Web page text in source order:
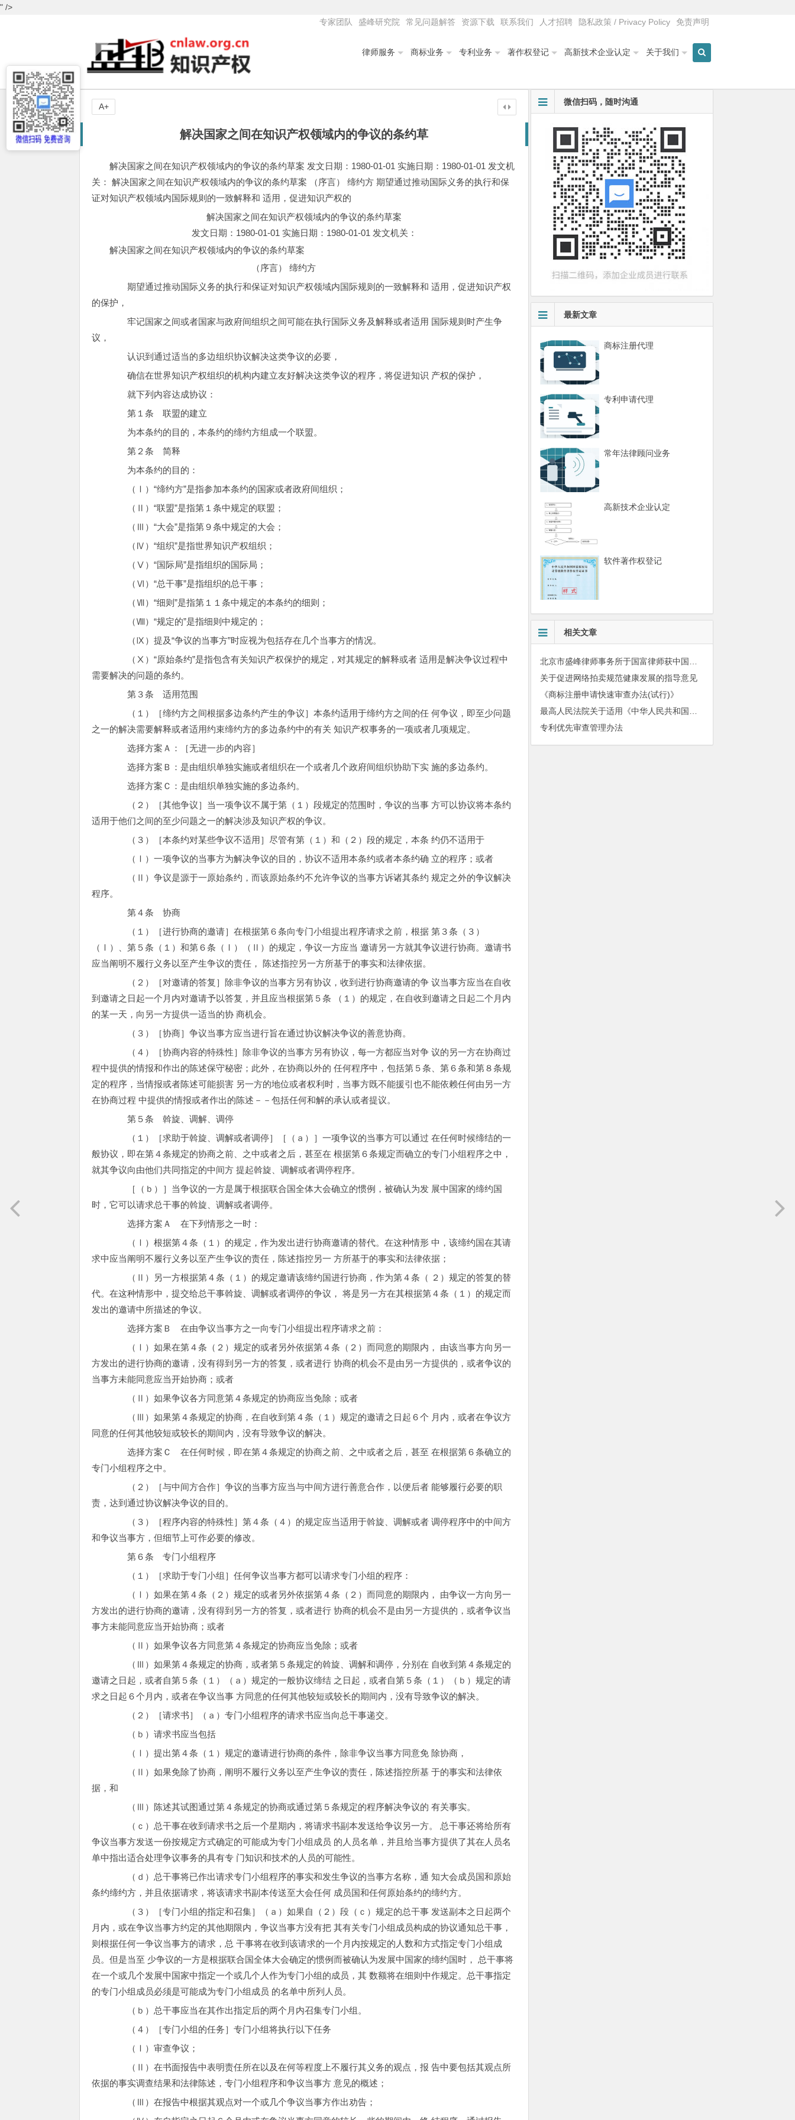
" />
专家团队
盛峰研究院 常见问题解答 资源下载 联系我们 人才招聘 隐私政策 / Privacy Policy 免责声明
律师服务 商标业务 专利业务 著作权登记 高新技术企业认定 关于我们
解决国家之间在知识产权领域内的争议的条约草
解决国家之间在知识产权领域内的争议的条约草案 发文日期：1980-01-01 实施日期：1980-01-01 发文机
关： 解决国家之间在知识产权领域内的争议的条约草案 （序言） 缔约方 期望通过推动国际义务的执行和保
证对知识产权领域内国际规则的一致解释和 适用，促进知识产权的
解决国家之间在知识产权领域内的争议的条约草案
发文日期：1980-01-01 实施日期：1980-01-01 发文机关：
解决国家之间在知识产权领域内的争议的条约草案
（序言） 缔约方
期望通过推动国际义务的执行和保证对知识产权领域内国际规则的一致解释和 适用，促进知识产权
的保护，
牢记国家之间或者国家与政府间组织之间可能在执行国际义务及解释或者适用 国际规则时产生争
议，
认识到通过适当的多边组织协议解决这类争议的必要，
确信在世界知识产权组织的机构内建立友好解决这类争议的程序，将促进知识 产权的保护，
就下列内容达成协议：
第１条 联盟的建立
为本条约的目的，本条约的缔约方组成一个联盟。
第２条 简释
为本条约的目的：
（Ⅰ）“缔约方”是指参加本条约的国家或者政府间组织；
（Ⅱ）“联盟”是指第１条中规定的联盟；
（Ⅲ）“大会”是指第９条中规定的大会；
（Ⅳ）“组织”是指世界知识产权组织；
（Ⅴ）“国际局”是指组织的国际局；
（Ⅵ）“总干事”是指组织的总干事；
（Ⅶ）“细则”是指第１１条中规定的本条约的细则；
（Ⅷ）“规定的”是指细则中规定的；
（Ⅸ）提及“争议的当事方”时应视为包括存在几个当事方的情况。
（Ⅹ）“原始条约”是指包含有关知识产权保护的规定，对其规定的解释或者 适用是解决争议过程中
需要解决的问题的条约。
第３条 适用范围
（１）［缔约方之间根据多边条约产生的争议］本条约适用于缔约方之间的任 何争议，即至少问题
之一的解决需要解释或者适用约束缔约方的多边条约中的有关 知识产权事务的一项或者几项规定。
选择方案Ａ：［无进一步的内容］
选择方案Ｂ：是由组织单独实施或者组织在一个或者几个政府间组织协助下实 施的多边条约。
选择方案Ｃ：是由组织单独实施的多边条约。
（２）［其他争议］当一项争议不属于第（１）段规定的范围时，争议的当事 方可以协议将本条约
适用于他们之间的至少问题之一的解决涉及知识产权的争议。
（３）［本条约对某些争议不适用］尽管有第（１）和（２）段的规定，本条 约仍不适用于
（Ⅰ）一项争议的当事方为解决争议的目的，协议不适用本条约或者本条约确 立的程序；或者
（Ⅱ）争议是源于一原始条约，而该原始条约不允许争议的当事方诉诸其条约 规定之外的争议解决
程序。
第４条 协商
（１）［进行协商的邀请］在根据第６条向专门小组提出程序请求之前，根据 第３条（３）
（Ⅰ）、第５条（１）和第６条（Ⅰ）（Ⅱ）的规定，争议一方应当 邀请另一方就其争议进行协商。邀请书
应当阐明不履行义务以至产生争议的责任， 陈述指控另一方所基于的事实和法律依据。
（２）［对邀请的答复］除非争议的当事方另有协议，收到进行协商邀请的争 议当事方应当在自收
到邀请之日起一个月内对邀请予以答复，并且应当根据第５条 （１）的规定，在自收到邀请之日起二个月内
的某一天，向另一方提供一适当的协 商机会。
（３）［协商］争议当事方应当进行旨在通过协议解决争议的善意协商。
（４）［协商内容的特殊性］除非争议的当事方另有协议，每一方都应当对争 议的另一方在协商过
程中提供的情报和作出的陈述保守秘密；此外，在协商以外的 任何程序中，包括第５条、第６条和第８条规
定的程序，当情报或者陈述可能损害 另一方的地位或者权利时，当事方既不能援引也不能依赖任何由另一方
在协商过程 中提供的情报或者作出的陈述－－包括任何和解的承认或者提议。
第５条 斡旋、调解、调停
（１）［求助于斡旋、调解或者调停］［（ａ）］一项争议的当事方可以通过 在任何时候缔结的一
般协议，即在第４条规定的协商之前、之中或者之后，甚至在 根据第６条规定而确立的专门小组程序之中，
就其争议向由他们共同指定的中间方 提起斡旋、调解或者调停程序。
［（ｂ）］当争议的一方是属于根据联合国全体大会确立的惯例，被确认为发 展中国家的缔约国
时，它可以请求总干事的斡旋、调解或者调停。
选择方案Ａ 在下列情形之一时：
（Ⅰ）根据第４条（１）的规定，作为发出进行协商邀请的替代。在这种情形 中，该缔约国在其请
求中应当阐明不履行义务以至产生争议的责任，陈述指控另一 方所基于的事实和法律依据；
（Ⅱ）另一方根据第４条（１）的规定邀请该缔约国进行协商，作为第４条（ ２）规定的答复的替
代。在这种情形中，提交给总干事斡旋、调解或者调停的争议， 将是另一方在其根据第４条（１）的规定而
发出的邀请中所描述的争议。
选择方案Ｂ 在由争议当事方之一向专门小组提出程序请求之前：
（Ⅰ）如果在第４条（２）规定的或者另外依据第４条（２）而同意的期限内， 由该当事方向另一
方发出的进行协商的邀请，没有得到另一方的答复，或者进行 协商的机会不是由另一方提供的，或者争议的
当事方未能同意应当开始协商；或者
（Ⅱ）如果争议各方同意第４条规定的协商应当免除；或者
（Ⅲ）如果第４条规定的协商，在自收到第４条（１）规定的邀请之日起６个 月内，或者在争议方
同意的任何其他较短或较长的期间内，没有导致争议的解决。
选择方案Ｃ 在任何时候，即在第４条规定的协商之前、之中或者之后，甚至 在根据第６条确立的
专门小组程序之中。
（２）［与中间方合作］争议的当事方应当与中间方进行善意合作，以便后者 能够履行必要的职
责，达到通过协议解决争议的目的。
（３）［程序内容的特殊性］第４条（４）的规定应当适用于斡旋、调解或者 调停程序中的中间方
和争议当事方，但细节上可作必要的修改。
第６条 专门小组程序
（１）［求助于专门小组］任何争议当事方都可以请求专门小组的程序：
（Ⅰ）如果在第４条（２）规定的或者另外依据第４条（２）而同意的期限内， 由争议一方向另一
方发出的进行协商的邀请，没有得到另一方的答复，或者进行 协商的机会不是由另一方提供的，或者争议当
事方未能同意应当开始协商；或者
（Ⅱ）如果争议各方同意第４条规定的协商应当免除；或者
（Ⅲ）如果第４条规定的协商，或者第５条规定的斡旋、调解和调停，分别在 自收到第４条规定的
邀请之日起，或者自第５条（１）（ａ）规定的一般协议缔结 之日起，或者自第５条（１）（ｂ）规定的请
求之日起６个月内，或者在争议当事 方同意的任何其他较短或较长的期间内，没有导致争议的解决。
（２）［请求书］（ａ）专门小组程序的请求书应当向总干事递交。
（ｂ）请求书应当包括
（Ⅰ）提出第４条（１）规定的邀请进行协商的条件，除非争议当事方同意免 除协商，
（Ⅱ）如果免除了协商，阐明不履行义务以至产生争议的责任，陈述指控所基 于的事实和法律依
据，和
（Ⅲ）陈述其试图通过第４条规定的协商或通过第５条规定的程序解决争议的 有关事实。
（ｃ）总干事在收到请求书之后一个星期内，将请求书副本发送给争议另一方。 总干事还将给所有
争议当事方发送一份按规定方式确定的可能成为专门小组成员 的人员名单，并且给当事方提供了其在人员名
单中指出适合处理争议事务的具有专 门知识和技术的人员的可能性。
（ｄ）总干事将已作出请求专门小组程序的事实和发生争议的当事方名称，通 知大会成员国和原始
条约缔约方，并且依据请求，将该请求书副本传送至大会任何 成员国和任何原始条约的缔约方。
（３）［专门小组的指定和召集］（ａ）如果自（２）段（ｃ）规定的总干事 发送副本之日起两个
月内，或在争议当事方约定的其他期限内，争议当事方没有把 其有关专门小组成员构成的协议通知总干事，
则根据任何一争议当事方的请求，总 干事将在收到该请求的一个月内按规定的人数和方式指定专门小组成
员。但是当至 少争议的一方是根据联合国全体大会确定的惯例而被确认为发展中国家的缔约国时， 总干事将
在一个或几个发展中国家中指定一个或几个人作为专门小组的成员，其 数额将在细则中作规定。总干事指定
的专门小组成员必须是可能成为专门小组成员 的名单中所列人员。
（ｂ）总干事应当在其作出指定后的两个月内召集专门小组。
（４）［专门小组的任务］专门小组将执行以下任务
（Ⅰ）审查争议；
（Ⅱ）在书面报告中表明责任所在以及在何等程度上不履行其义务的观点，报 告中要包括其观点所
依据的事实调查结果和法律陈述，专门小组程序和争议当事方 意见的概述；
（Ⅲ）在报告中根据其观点对一个或几个争议当事方作出劝告；
A+ 微信扫码，随时沟通
最新文章
商标注册代理
专利申请代理
常年法律顾问业务
高新技术企业认定
软件著作权登记
相关文章
关于促进网络拍卖规范健康发展的指导意见
《商标注册申请快速审查办法(试行)》
专利优先审查管理办法